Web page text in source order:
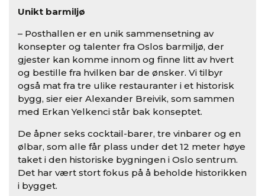
Unikt barmiljø
– Posthallen er en unik sammensetning av
konsepter og talenter fra Oslos barmiljø, der
gjester kan komme innom og finne litt av hvert
og bestille fra hvilken bar de ønsker. Vi tilbyr
også mat fra tre ulike restauranter i et historisk
bygg, sier eier Alexander Breivik, som sammen
med Erkan Yelkenci står bak konseptet.
De åpner seks cocktail-barer, tre vinbarer og en
ølbar, som alle får plass under det 12 meter høye
taket i den historiske bygningen i Oslo sentrum.
Det har vært stort fokus på å beholde historikken
i bygget.